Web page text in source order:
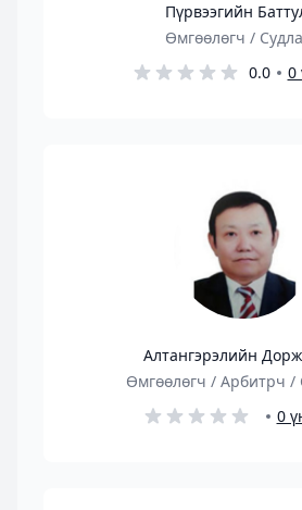
Пүрвээгийн
Өмгөөлөгч /
0.0
0
Алтангэрэлийн
Өмгөөлөгч / Арбитрч /
0